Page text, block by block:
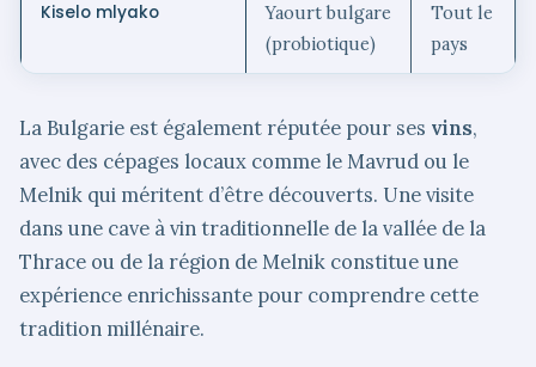
Kiselo mlyako
Yaourt bulgare
(probiotique)
Tout le
pays
La Bulgarie est également réputée pour ses vins,
avec des cépages locaux comme le Mavrud ou le
Melnik qui méritent d’être découverts. Une visite
dans une cave à vin traditionnelle de la vallée de la
Thrace ou de la région de Melnik constitue une
expérience enrichissante pour comprendre cette
tradition millénaire.